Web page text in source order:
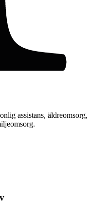
assistans, äldreomsorg,